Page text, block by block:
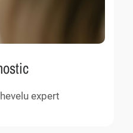
expert